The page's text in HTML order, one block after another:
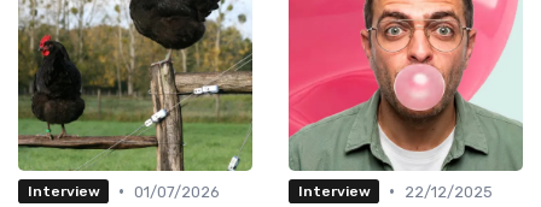
Interview • 01/07/2026
Interview •
22/12/2025